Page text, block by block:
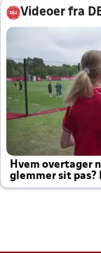
Videoer fra
Hvem overtager
glemmer sit pas?
altid til efter